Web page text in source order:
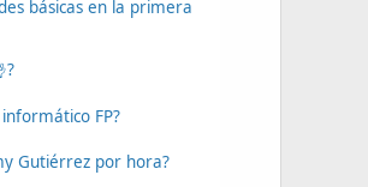
básicas en la primera
FP?
Gutiérrez por hora?